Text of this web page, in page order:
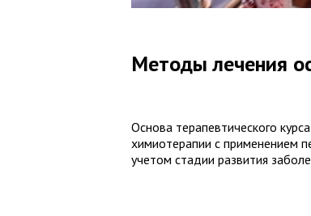
Методы лечения
Основа терапевтического
химиотерапии с применением
учетом стадии развития